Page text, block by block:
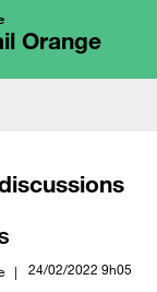
Orange
‎24/02/2022 9h05